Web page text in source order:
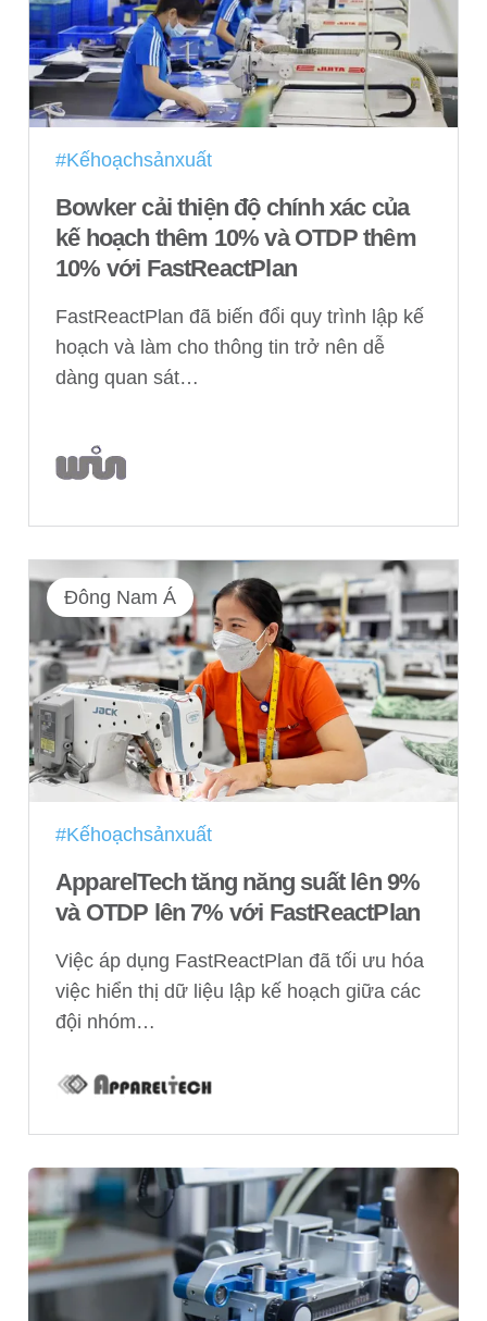
#Kếhoạchsảnxuất
Bowker cải thiện độ chính xác của
kế hoạch thêm 10% và OTDP thêm
10% với FastReactPlan
FastReactPlan đã biến đổi quy trình lập kế
hoạch và làm cho thông tin trở nên dễ
dàng quan sát…
Đông Nam Á
#Kếhoạchsảnxuất
ApparelTech tăng năng suất lên 9%
và OTDP lên 7% với FastReactPlan
Việc áp dụng FastReactPlan đã tối ưu hóa
việc hiển thị dữ liệu lập kế hoạch giữa các
đội nhóm…